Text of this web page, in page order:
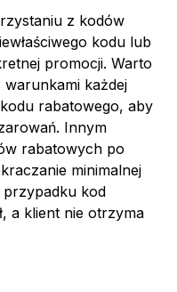
z kodów
kodu lub
promocji. Warto
warunkami każdej
rabatowego, aby
Innym
rabatowych po
minimalnej
przypadku kod
a klient nie otrzyma